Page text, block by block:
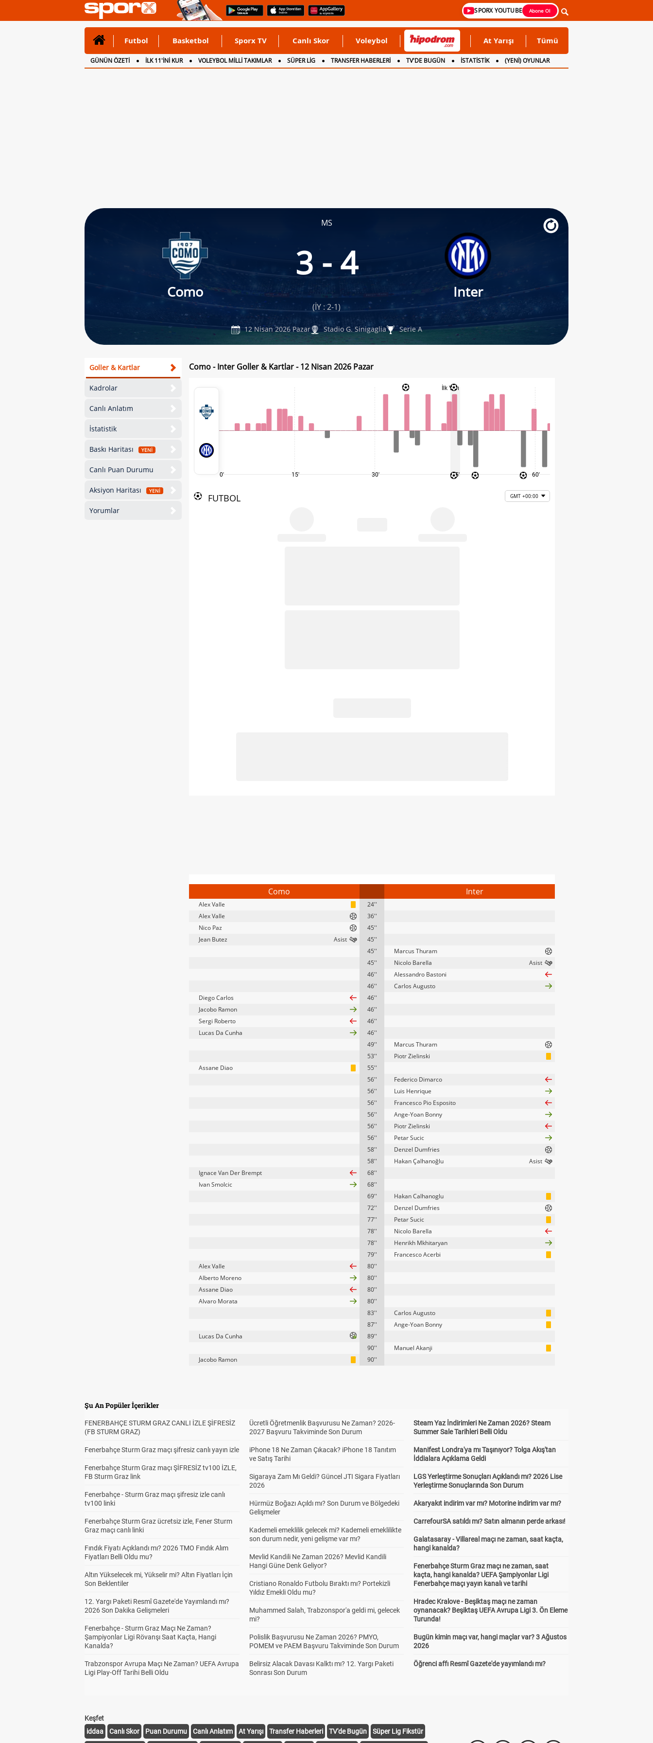
SPORX YOUTUBE Abone Ol
Futbol Basketbol Sporx TV Canlı Skor Voleybol At Yarışı Tümü
GÜNÜN ÖZETİ İLK 11'İNİ KUR VOLEYBOL MİLLİ TAKIMLAR SÜPER LİG TRANSFER HABERLERİ TV'DE BUGÜN İSTATİSTİK
(YENİ) OYUNLAR
CANLI ANLATIM
İNGİLTERE
MS
Como
3 - 4
Inter
(İY : 2-1)
12 Nisan 2026 Pazar Stadio G. Sinigaglia Serie A
Goller & Kartlar
Kadrolar
Canlı Anlatım
İstatistik
Baskı Haritası YENİ
Canlı Puan Durumu
Aksiyon Haritası YENİ
Yorumlar
Como - Inter Goller & Kartlar - 12 Nisan 2026 Pazar
0' 15' 30'
İlk Yarı
45' 60'
FUTBOL GMT +00:00
Como Inter
Alex Valle
24''
Alex Valle
36''
Nico Paz
45''
Jean Butez
45''
45''
Marcus Thuram
45''
Nicolo Barella
46''
Alessandro Bastoni
46''
Carlos Augusto
Diego Carlos
46''
Jacobo Ramon
46''
Sergi Roberto
46''
Lucas Da Cunha
46''
49''
Marcus Thuram
53''
Piotr Zielinski
Assane Diao
55''
56''
Federico Dimarco
56''
Luis Henrique
56''
Francesco Pio Esposito
56''
Ange-Yoan Bonny
56''
Piotr Zielinski
56''
Petar Sucic
58''
Denzel Dumfries
58''
Hakan Çalhanoğlu
Ignace Van Der Brempt
68''
Ivan Smolcic
68''
69''
Hakan Calhanoglu
72''
Denzel Dumfries
77''
Petar Sucic
78''
Nicolo Barella
78''
Henrikh Mkhitaryan
79''
Francesco Acerbi
Alex Valle
80''
Alberto Moreno
80''
Assane Diao
80''
Alvaro Morata
80''
83''
Carlos Augusto
87''
Ange-Yoan Bonny
Lucas Da Cunha
89''
90''
Manuel Akanji
Jacobo Ramon
90''
Şu An Popüler İçerikler
FENERBAHÇE STURM GRAZ CANLI İZLE ŞİFRESİZ
(FB STURM GRAZ)
Fenerbahçe Sturm Graz maçı şifresiz canlı yayın izle
Fenerbahçe Sturm Graz maçı ŞİFRESİZ tv100 İZLE,
FB Sturm Graz link
Fenerbahçe - Sturm Graz maçı şifresiz izle canlı
tv100 linki
Fenerbahçe Sturm Graz ücretsiz izle, Fener Sturm
Graz maçı canlı linki
Fındık Fiyatı Açıklandı mı? 2026 TMO Fındık Alım
Fiyatları Belli Oldu mu?
Altın Yükselecek mi, Yükselir mi? Altın Fiyatları İçin
Son Beklentiler
12. Yargı Paketi Resmî Gazete'de Yayımlandı mı?
2026 Son Dakika Gelişmeleri
Fenerbahçe - Sturm Graz Maçı Ne Zaman?
Şampiyonlar Ligi Rövanşı Saat Kaçta, Hangi
Kanalda?
Trabzonspor Avrupa Maçı Ne Zaman? UEFA Avrupa
Ligi Play-Off Tarihi Belli Oldu
Ücretli Öğretmenlik Başvurusu Ne Zaman? 2026-
2027 Başvuru Takviminde Son Durum
iPhone 18 Ne Zaman Çıkacak? iPhone 18 Tanıtım
ve Satış Tarihi
Sigaraya Zam Mı Geldi? Güncel JTI Sigara Fiyatları
2026
Hürmüz Boğazı Açıldı mı? Son Durum ve Bölgedeki
Gelişmeler
Kademeli emeklilik gelecek mi? Kademeli emeklilikte
son durum nedir, yeni gelişme var mı?
Mevlid Kandili Ne Zaman 2026? Mevlid Kandili
Hangi Güne Denk Geliyor?
Cristiano Ronaldo Futbolu Bıraktı mı? Portekizli
Yıldız Emekli Oldu mu?
Muhammed Salah, Trabzonspor'a geldi mi, gelecek
mi?
Polislik Başvurusu Ne Zaman 2026? PMYO,
POMEM ve PAEM Başvuru Takviminde Son Durum
Belirsiz Alacak Davası Kalktı mı? 12. Yargı Paketi
Sonrası Son Durum
Steam Yaz İndirimleri Ne Zaman 2026? Steam
Summer Sale Tarihleri Belli Oldu
Manifest Londra'ya mı Taşınıyor? Tolga Akış'tan
İddialara Açıklama Geldi
LGS Yerleştirme Sonuçları Açıklandı mı? 2026 Lise
Yerleştirme Sonuçlarında Son Durum
Akaryakıt indirim var mı? Motorine indirim var mı?
CarrefourSA satıldı mı? Satın almanın perde arkası!
Galatasaray - Villareal maçı ne zaman, saat kaçta,
hangi kanalda?
Fenerbahçe Sturm Graz maçı ne zaman, saat
kaçta, hangi kanalda? UEFA Şampiyonlar Ligi
Fenerbahçe maçı yayın kanalı ve tarihi
Hradec Kralove - Beşiktaş maçı ne zaman
oynanacak? Beşiktaş UEFA Avrupa Ligi 3. Ön Eleme
Turunda!
Bugün kimin maçı var, hangi maçlar var? 3 Ağustos
2026
Öğrenci affı Resmî Gazete'de yayımlandı mı?
Keşfet
iddaa
Canlı Skor Puan Durumu Canlı Anlatım At Yarışı Transfer Haberleri TV'de Bugün Süper Lig Fikstür